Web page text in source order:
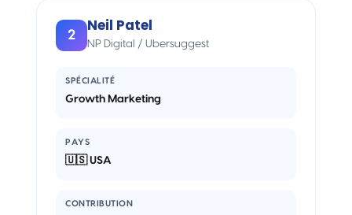
2
Neil Patel
NP Digital / Ubersuggest
SPÉCIALITÉ
Growth Marketing
PAYS
🇺🇸 USA
CONTRIBUTION